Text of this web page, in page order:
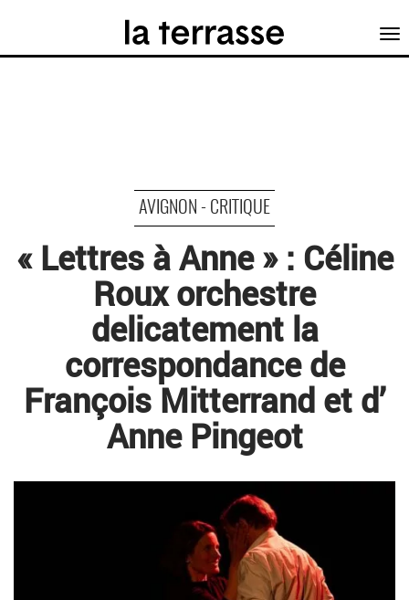
AVIGNON - CRITIQUE
« Lettres à Anne » : Céline
Roux orchestre
delicatement la
correspondance de
François Mitterrand et d’
Anne Pingeot